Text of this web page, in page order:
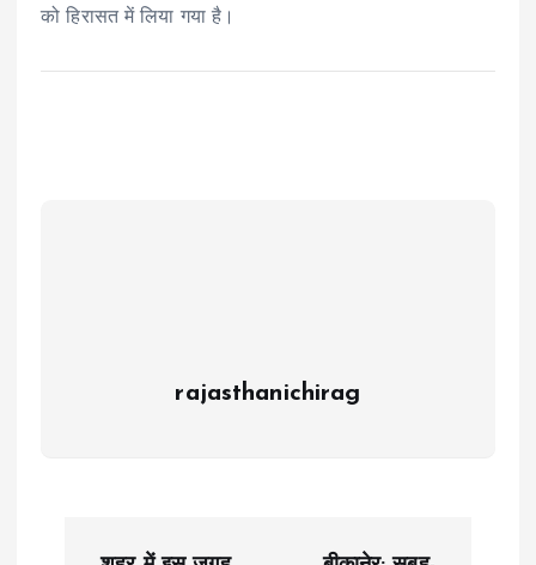
को हिरासत में लिया गया है।
rajasthanichirag